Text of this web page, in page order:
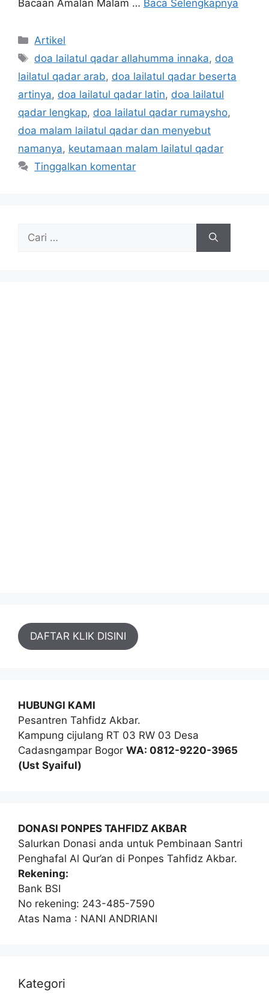
Bacaan Amalan Malam … Baca Selengkapnya
Kategori
Artikel
Tag
doa lailatul qadar allahumma innaka, doa
lailatul qadar arab, doa lailatul qadar beserta
artinya, doa lailatul qadar latin, doa lailatul
qadar lengkap, doa lailatul qadar rumaysho,
doa malam lailatul qadar dan menyebut
namanya, keutamaan malam lailatul qadar
Tinggalkan komentar
untuk:
DAFTAR KLIK DISINI
HUBUNGI KAMI
Pesantren Tahfidz Akbar.
Kampung cijulang RT 03 RW 03 Desa
Cadasngampar Bogor WA: 0812-9220-3965
(Ust Syaiful)
DONASI PONPES TAHFIDZ AKBAR
Salurkan Donasi anda untuk Pembinaan Santri
Penghafal Al Qur’an di Ponpes Tahfidz Akbar.
Rekening:
Bank BSI
No rekening: 243-485-7590
Atas Nama : NANI ANDRIANI
Kategori